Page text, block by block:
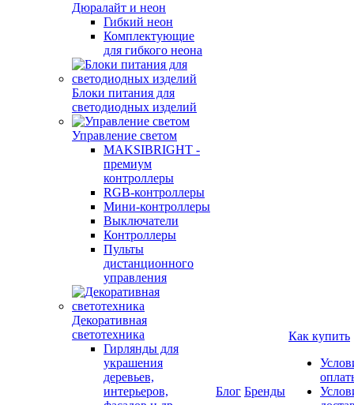
Дюралайт и неон
Гибкий неон
Комплектующие
для гибкого неона
Блоки питания для
светодиодных изделий
Управление светом
MAKSIBRIGHT -
премиум
контроллеры
RGB-контроллеры
Мини-контроллеры
Выключатели
Контроллеры
Пульты
дистанционного
управления
Декоративная
светотехника
Гирлянды для
украшения
деревьев,
интерьеров,
Блог Бренды
Как купить